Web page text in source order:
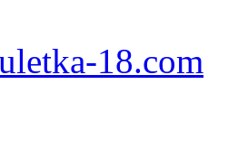
18.com